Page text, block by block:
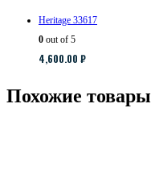
Heritage 33617
0 out of 5
4,600.00 ₽
Похожие товары